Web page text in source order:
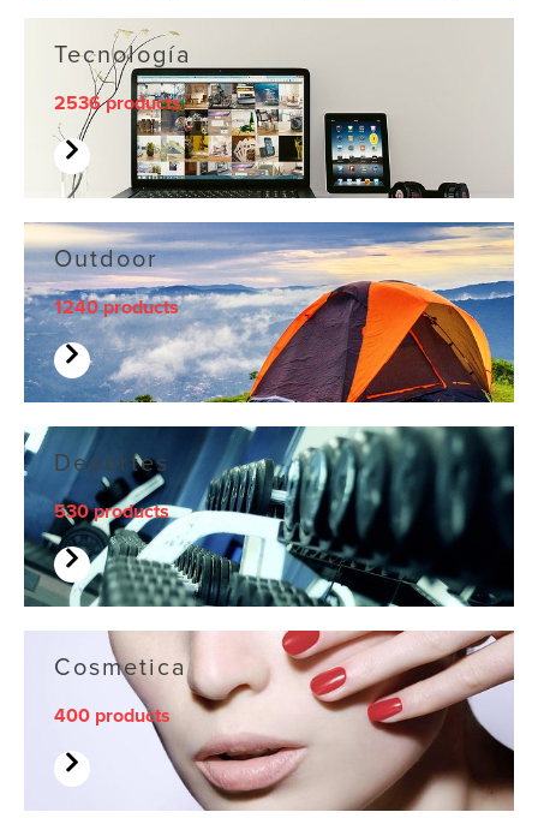
Tecnología
2536 products
Outdoor
1240 products
Deportes
530 products
Cosmetica
400 products